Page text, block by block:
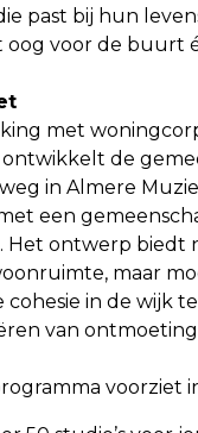
past bij hun
oog voor de buurt
met
de
in Almere
een
Het ontwerp biedt
maar
cohesie in de wijk
van
voorziet